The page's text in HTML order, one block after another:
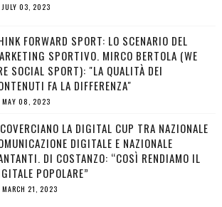
JULY 03, 2023
FORWARD SPORT: LO SCENARIO DEL
SPORTIVO. MIRCO BERTOLA (WE
SOCIAL SPORT): "LA QUALITÀ DEI
FA LA DIFFERENZA"
MAY 08, 2023
LA DIGITAL CUP TRA NAZIONALE
DIGITALE E NAZIONALE
DI COSTANZO: “COSÌ RENDIAMO IL
POPOLARE”
MARCH 21, 2023